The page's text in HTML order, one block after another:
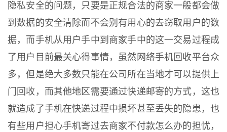
隐私安全的问题，只要是正规合法的商家一般都会做
到数据的安全清除而不会别有用心的去窃取用户的数
据，而手机从用户手中到商家手中的这一交易过程成
了用户目前最关心得事情，虽然网络手机回收平台众
多，但是绝大多数只能在公司所在当地才可以提供上
门回收，而其他地区需要通过快递邮寄的方式，这也
就造成了手机在快递过程中损坏甚至丢失的隐患，也
有些用户担心手机寄过去商家不付款怎么办的担忧，